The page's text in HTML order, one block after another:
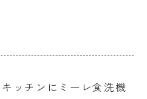
ッチンにミーレ食洗機